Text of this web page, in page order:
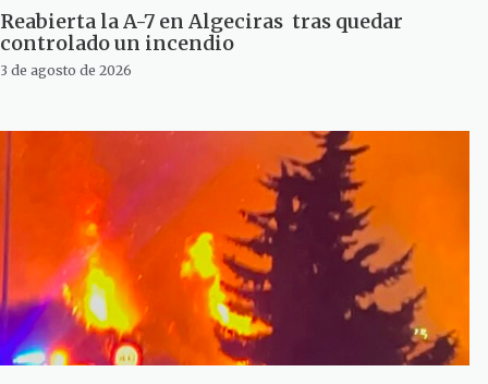
Reabierta la A-7 en Algeciras tras quedar
controlado un incendio
3 de agosto de 2026